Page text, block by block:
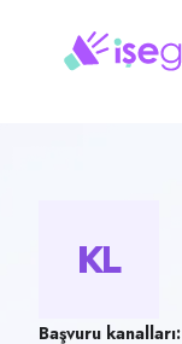
Almanca Öğretmeni
Yenimahalle, Ankara
Çalışma şekli
KL
Başvuru kanalları: